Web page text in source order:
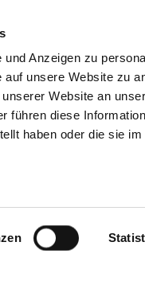
Anzeigen zu
unsere Website zu
Website an
führen diese
haben oder die sie
SUCHEN
ST.
-